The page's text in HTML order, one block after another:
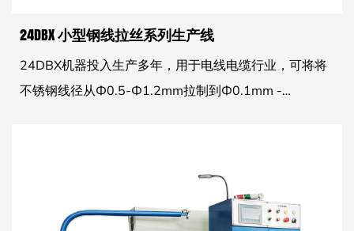
24DBX 小型钢线拉丝系列生产线
24DBX机器投入生产多年，用于电线电缆行业，可将将
不锈钢线径从Ф0.5-Ф1.2mm拉制到Ф0.1mm -